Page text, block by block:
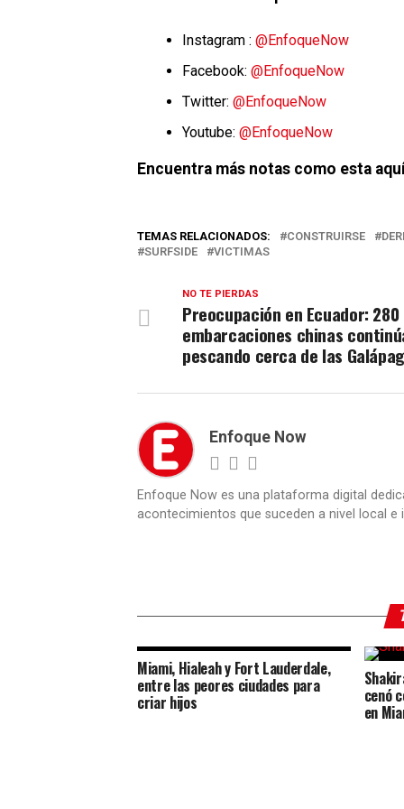
Instagram : @EnfoqueNow
Facebook: @EnfoqueNow
Twitter: @EnfoqueNow
Youtube: @EnfoqueNow
Encuentra más notas como esta
TEMAS RELACIONADOS: CONSTRUIRSE
SURFSIDE
VICTIMAS
NO TE PIERDAS
Preocupación en Ecuador: 280
embarcaciones chinas
pescando cerca de las
Enfoque Now
Enfoque Now es una plataforma digital
acontecimientos que suceden a nivel local e
Miami, Hialeah y Fort Lauderdale,
entre las peores ciudades para
criar hijos cenó
en